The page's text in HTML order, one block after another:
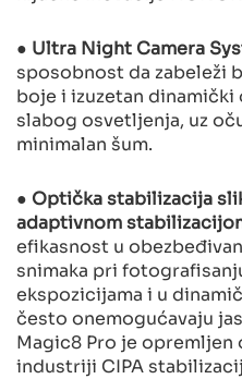
● Ultra Night Camera
sposobnost da zabeleži
boje i izuzetan
slabog osvetljenja, uz
minimalan šum.
● Optička stabilizacija
adaptivnom
efikasnost u
snimaka pri
ekspozicijama i u
često onemogućavaju
Magic8 Pro je opremljen
industriji CIPA